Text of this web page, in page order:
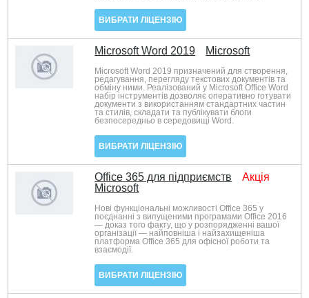
ВИБРАТИ ЛІЦЕНЗІЮ
Microsoft Word 2019 Microsoft
Microsoft Word 2019 призначений для створення,
редагування, перегляду текстових документів та
обміну ними. Реалізований у Microsoft Office Word
набір інструментів дозволяє оперативно готувати
документи з використанням стандартних частин
та стилів, складати та публікувати блоги
безпосередньо в середовищі Word.
ВИБРАТИ ЛІЦЕНЗІЮ
Office 365 для підприємств
Microsoft
Акція
Нові функціональні можливості Office 365 у
поєднанні з випущеними програмами Office 2016
— доказ того факту, що у розпорядженні вашої
організації — найповніша і найзахищеніша
платформа Office 365 для офісної роботи та
взаємодії.
ВИБРАТИ ЛІЦЕНЗІЮ